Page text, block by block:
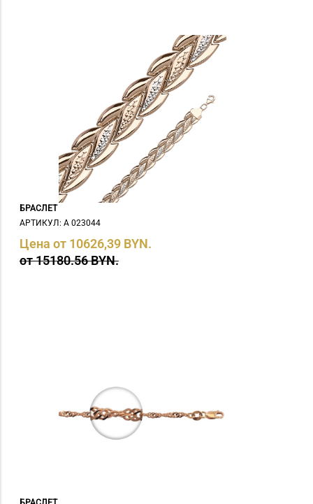
БРАСЛЕТ
АРТИКУЛ: А 023044
Цена от 10626,39 BYN.
от 15180.56 BYN.